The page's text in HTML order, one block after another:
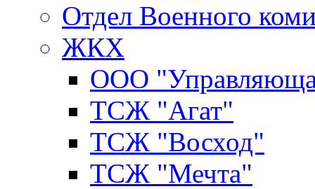
Отдел Военного
ЖКХ
ООО
ТСЖ "Агат"
ТСЖ "Восход"
ТСЖ "Мечта"